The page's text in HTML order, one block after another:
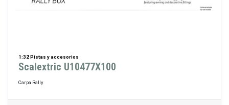
1:32 Pistas y accesorios
Scalextric U10477X100
Carpa Rally